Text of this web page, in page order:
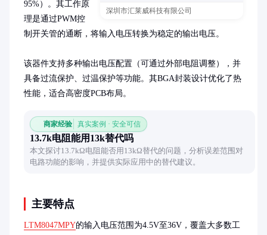
深圳市汇莱威科技有限公司
95%）。其工作原
理是通过PWM控
制开关管的通断，将输入电压转换为稳定的输出电压。
该器件支持多种输出电压配置（可通过外部电阻调整），并
具备过流保护、过温保护等功能。其BGA封装设计优化了热
性能，适合高密度PCB布局。
商家经验 真实案例 · 安全可信
13.7k电阻能用13k替代吗
本文探讨13.7kΩ电阻能否用13kΩ替代的问题，分析误差范围对
电路功能的影响，并提供实际应用中的替代建议。
主要特点
LTM8047MPY的输入电压范围为4.5V至36V，覆盖大多数工